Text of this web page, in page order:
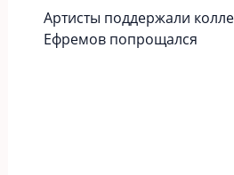
Артисты поддержали
Ефремов попрощался